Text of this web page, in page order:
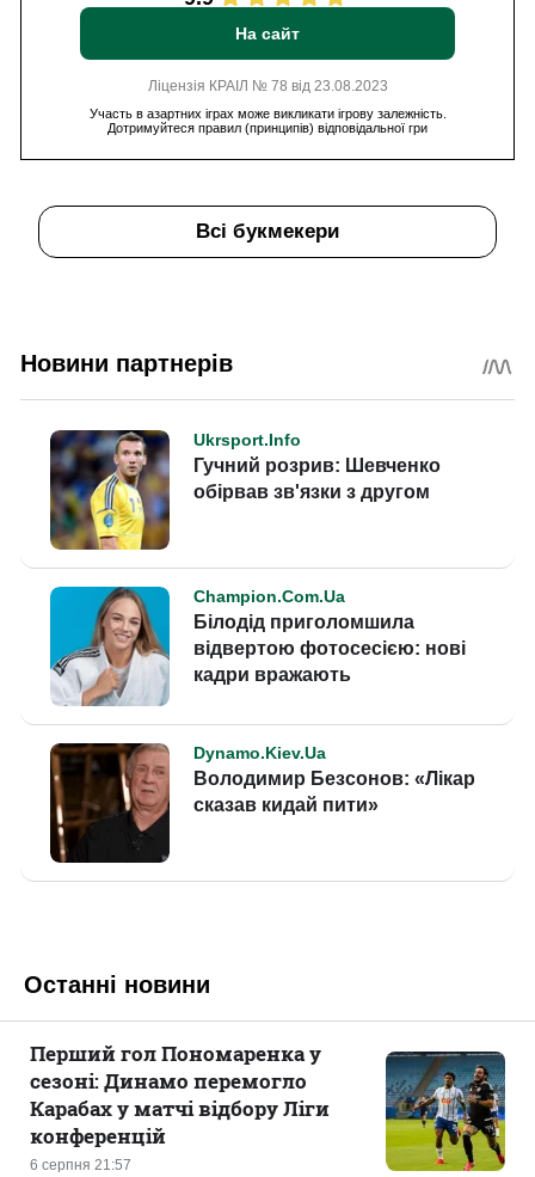
На сайт
Ліцензія КРАІЛ № 78 від 23.08.2023
Участь в азартних іграх може викликати ігрову залежність.
Дотримуйтеся правил (принципів) відповідальної гри
Всі букмекери
Останні новини
6 серпня 21:57
Перший гол Пономаренка у
сезоні: Динамо перемогло
Карабах у матчі відбору Ліги
конференцій